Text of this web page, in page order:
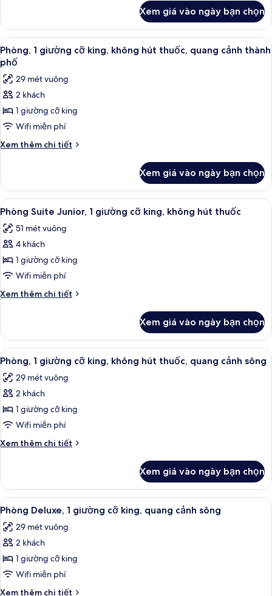
không
hút
thuốc
Phòng,
giường
cỡ
king,
không
hút
Xem giá vào ngày bạn chọn
Xem
tất
cả
ảnh
Phòng,
1
giường
cỡ
hút
thuốc,
quang
cảnh
thành
phố
Phòng, 1 giường cỡ king, không
4
Phòng, 1 giường cỡ king, không hút thuốc, quang cảnh thành
phố
29 mét vuông
2 khách
1 giường cỡ king
Wifi miễn phí
Xem thêm chi tiết
Chi
Phòng,
giường
king,
không
thuốc,
quang
thành
Xem giá vào ngày bạn chọn
Xem
tất
cả
ảnh
Phòng
Suite
Junior,
1
cỡ
king,
không
hút
thuốc
Phòng Suite Junior, 1 giường cỡ
4
Phòng Suite Junior, 1 giường cỡ king, không hút thuốc
51 mét vuông
4 khách
1 giường cỡ king
Wifi miễn phí
Xem thêm chi tiết
Chi
Phòng
Suite
Junior,
giường
cỡ
không
hút
Xem giá vào ngày bạn chọn
Xem
tất
cả
ảnh
Phòng,
1
giường
cỡ
không
hút
thuốc,
quang
cảnh
sông
Phòng, 1 giường cỡ king, không
4
Phòng, 1 giường cỡ king, không hút thuốc, quang cảnh sông
29 mét vuông
2 khách
1 giường cỡ king
Wifi miễn phí
Xem thêm chi tiết
Chi
Phòng,
giường
king,
không
thuốc,
quang
Xem giá vào ngày bạn chọn
Xem
tất
cả
ảnh
Phòng
Deluxe,
1
Phòng Deluxe, 1 giường cỡ king,
4
Phòng Deluxe, 1 giường cỡ king, quang cảnh sông
29 mét vuông
2 khách
1 giường cỡ king
Wifi miễn phí
Xem thêm chi tiết
Chi